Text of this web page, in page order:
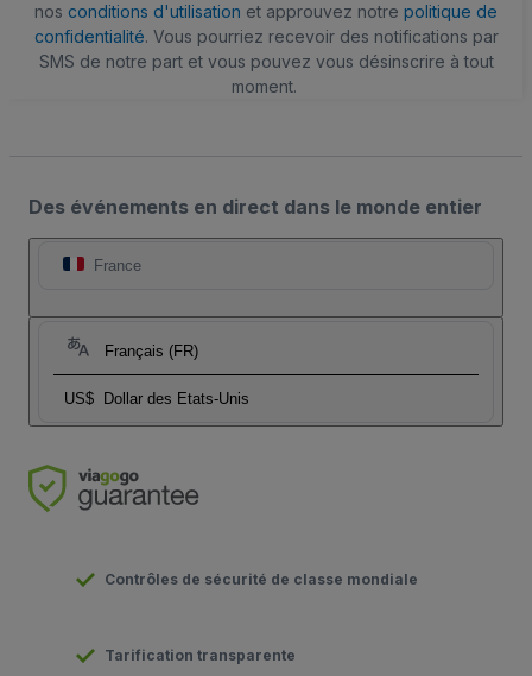
nos conditions d'utilisation et approuvez notre politique de
confidentialité. Vous pourriez recevoir des notifications par
SMS de notre part et vous pouvez vous désinscrire à tout
moment.
Des événements en direct dans le monde entier
France
Français (FR)
US$ Dollar des Etats-Unis
Contrôles de sécurité de classe mondiale
Tarification transparente